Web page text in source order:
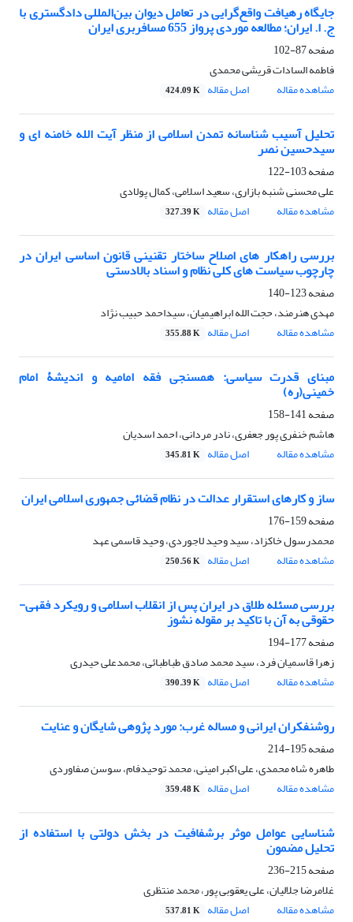
جایگاه رهیافت واقع‌گرایی در تعامل دیوان بین‌المللی دادگستری با
ج. ا. ایران؛ مطالعه موردی پرواز 655 مسافربری ایران
صفحه87-102
فاطمه السادات قریشی محمدی
مشاهده مقاله
اصل مقاله 424.09 K
تحلیل آسیب شناسانه تمدن اسلامی از منظر آیت الله خامنه ای و
سیدحسین نصر
صفحه103-122
علی محسنی شنبه بازاری، سعید اسلامی، کمال پولادی
مشاهده مقاله
اصل مقاله 327.39 K
بررسی راهکار های اصلاح ساختار تقنینی قانون اساسی ایران در
چارچوب سیاست های کلی نظام و اسناد بالادستی
صفحه123-140
مهدی هنرمند، حجت الله ابراهیمیان، سیداحمد حبیب نژاد
مشاهده مقاله
اصل مقاله 355.88 K
مبنای قدرت سیاسی: همسنجی فقه امامیه و اندیشۀ امام
خمینی(ره)
صفحه141-158
هاشم خنفری پور جعفری، نادر مردانی، احمد اسدیان
مشاهده مقاله
اصل مقاله 345.81 K
ساز و کارهای استقرار عدالت در نظام قضائی جمهوری اسلامی ایران
صفحه159-176
محمدرسول خاکزاد، سید وحید لاجوردی، وحید قاسمی عهد
مشاهده مقاله
اصل مقاله 250.56 K
بررسی مسئله‏ طلاق در ایران پس از انقلاب اسلامی و رویکرد فقهی-
حقوقی به آن با تاکید بر مقوله‏ نشوز
صفحه177-194
زهرا قاسمیان فرد، سید محمد صادق طباطبائی، محمدعلی حیدری
مشاهده مقاله
اصل مقاله 390.39 K
روشنفکران ایرانی و مساله غرب: مورد پژوهی شایگان و عنایت
صفحه195-214
طاهره شاه محمدی، علی اکبر امینی، محمد توحیدفام، سوسن صفاوردی
مشاهده مقاله
اصل مقاله 359.48 K
شناسایی عوامل موثر برشفافیت در بخش دولتی با استفاده از
تحلیل مضمون
صفحه215-236
غلامرضا جلالیان، علی یعقوبی پور، محمد منتظری
مشاهده مقاله
اصل مقاله 537.81 K